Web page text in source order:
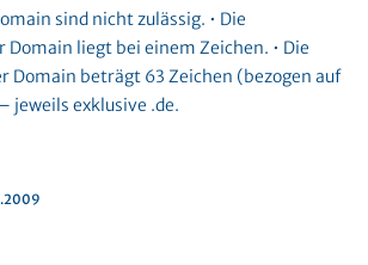
sind nicht zulässig. • Die
Domain liegt bei einem Zeichen. • Die
Domain beträgt 63 Zeichen (bezogen auf
jeweils exklusive .de.